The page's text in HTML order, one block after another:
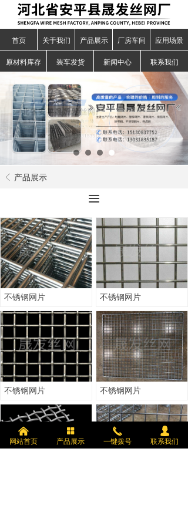
首页 关于我们 产品展示 厂房车间 应用场景
原材料库存 装车发货 新闻中心 联系我们
ꁣ 产品展示
끀
不锈钢网片 不锈钢网片
不锈钢网片 不锈钢网片
낀
网站首页
넒
产品展示
끅
一键拨号
넙
联系我们